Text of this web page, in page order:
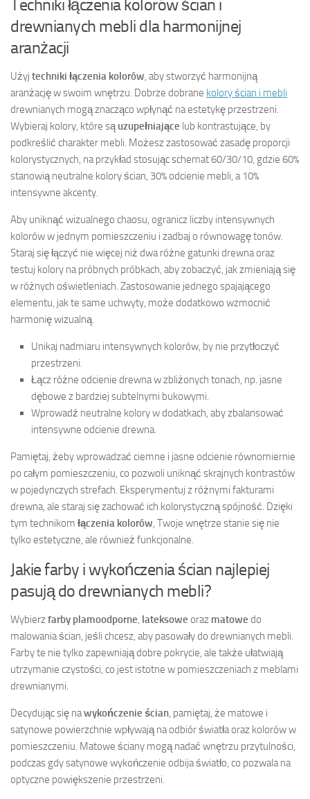
Techniki łączenia kolorów ścian i
drewnianych mebli dla harmonijnej
aranżacji
Użyj techniki łączenia kolorów , aby stworzyć harmonijną
aranżację w swoim wnętrzu. Dobrze dobrane kolory ścian i mebli
drewnianych mogą znacząco wpłynąć na estetykę przestrzeni.
Wybieraj kolory, które są uzupełniające lub kontrastujące, by
podkreślić charakter mebli. Możesz zastosować zasadę proporcji
kolorystycznych, na przykład stosując schemat 60/30/10, gdzie 60%
stanowią neutralne kolory ścian, 30% odcienie mebli, a 10%
intensywne akcenty.
Aby uniknąć wizualnego chaosu, ogranicz liczby intensywnych
kolorów w jednym pomieszczeniu i zadbaj o równowagę tonów.
Staraj się łączyć nie więcej niż dwa różne gatunki drewna oraz
testuj kolory na próbnych próbkach, aby zobaczyć, jak zmieniają się
w różnych oświetleniach. Zastosowanie jednego spajającego
elementu, jak te same uchwyty, może dodatkowo wzmocnić
harmonię wizualną.
Unikaj nadmiaru intensywnych kolorów, by nie przytłoczyć
przestrzeni.
Łącz różne odcienie drewna w zbliżonych tonach, np. jasne
dębowe z bardziej subtelnymi bukowymi.
Wprowadź neutralne kolory w dodatkach, aby zbalansować
intensywne odcienie drewna.
Pamiętaj, żeby wprowadzać ciemne i jasne odcienie równomiernie
po całym pomieszczeniu, co pozwoli uniknąć skrajnych kontrastów
w pojedynczych strefach. Eksperymentuj z różnymi fakturami
drewna, ale staraj się zachować ich kolorystyczną spójność. Dzięki
tym technikom łączenia kolorów , Twoje wnętrze stanie się nie
tylko estetyczne, ale również funkcjonalne.
Jakie farby i wykończenia ścian najlepiej
pasują do drewnianych mebli?
Wybierzfarby plamoodporne lateksowe oraz matowe do
malowania ścian, jeśli chcesz, aby pasowały do drewnianych mebli.
Farby te nie tylko zapewniają dobre pokrycie, ale także ułatwiają
utrzymanie czystości, co jest istotne w pomieszczeniach z meblami
drewnianymi.
Decydując się nawykończenie ścian , pamiętaj, że matowe i
satynowe powierzchnie wpływają na odbiór światła oraz kolorów w
pomieszczeniu. Matowe ściany mogą nadać wnętrzu przytulności,
podczas gdy satynowe wykończenie odbija światło, co pozwala na
optyczne powiększenie przestrzeni.